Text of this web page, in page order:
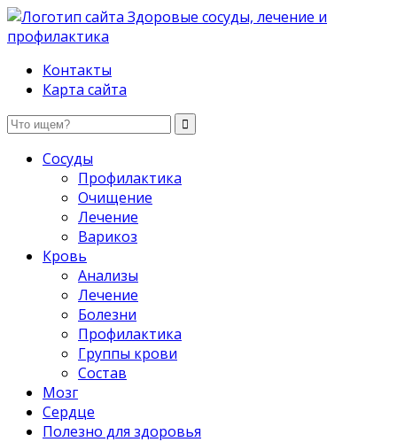
Здоровые сосуды, лечение и профилактика
Контакты
Карта сайта
Сосуды
Профилактика
Очищение
Лечение
Варикоз
Кровь
Анализы
Лечение
Болезни
Профилактика
Группы крови
Состав
Мозг
Сердце
Полезно для здоровья